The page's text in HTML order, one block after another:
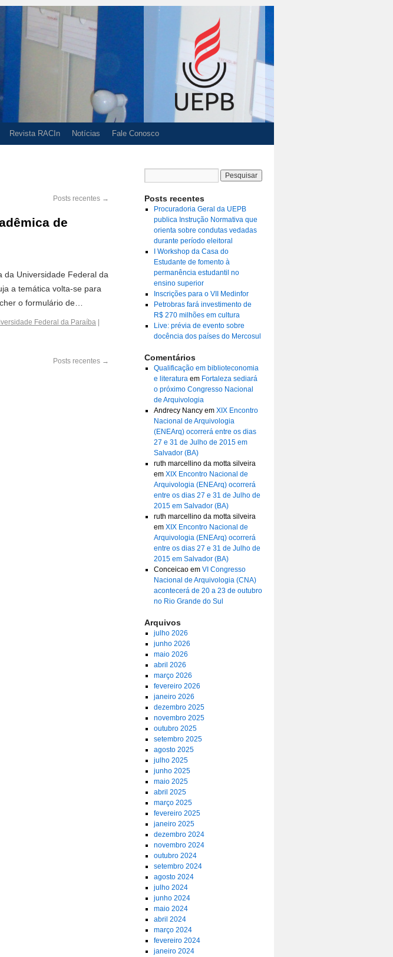
Revista RACIn Notícias Fale Conosco
Posts recentes →
de
da Universidade Federal da
a temática volta-se para
o formulário de…
Federal da Paraíba
Posts recentes →
Posts recentes
Procuradoria Geral da UEPB
publica Instrução Normativa que
orienta sobre condutas vedadas
durante período eleitoral
I Workshop da Casa do
Estudante de fomento à
permanência estudantil no
ensino superior
Inscrições para o VII Medinfor
Petrobras fará investimento de
R$ 270 milhões em cultura
Live: prévia de evento sobre
docência dos países do Mercosul
Comentários
Qualificação em biblioteconomia
e literaturaem Fortaleza sediará
o próximo Congresso Nacional
de Arquivologia
Andrecy Nancyem XIX Encontro
Nacional de Arquivologia
(ENEArq) ocorrerá entre os dias
27 e 31 de Julho de 2015 em
Salvador (BA)
ruth marcellino da motta silveira
em XIX Encontro Nacional de
Arquivologia (ENEArq) ocorrerá
entre os dias 27 e 31 de Julho de
2015 em Salvador (BA)
ruth marcellino da motta silveira
em XIX Encontro Nacional de
Arquivologia (ENEArq) ocorrerá
entre os dias 27 e 31 de Julho de
2015 em Salvador (BA)
Conceicaoem VI Congresso
Nacional de Arquivologia (CNA)
acontecerá de 20 a 23 de outubro
no Rio Grande do Sul
Arquivos
julho 2026
junho 2026
maio 2026
abril 2026
março 2026
fevereiro 2026
janeiro 2026
dezembro 2025
novembro 2025
outubro 2025
setembro 2025
agosto 2025
julho 2025
junho 2025
maio 2025
abril 2025
março 2025
fevereiro 2025
janeiro 2025
dezembro 2024
novembro 2024
outubro 2024
setembro 2024
agosto 2024
julho 2024
junho 2024
maio 2024
abril 2024
março 2024
fevereiro 2024
janeiro 2024